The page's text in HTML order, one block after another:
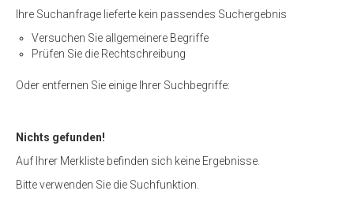
Ihre Suchanfrage lieferte kein passendes Suchergebnis
Versuchen Sie allgemeinere Begriffe
Prüfen Sie die Rechtschreibung
Oder entfernen Sie einige Ihrer Suchbegriffe:
Nichts gefunden!
Auf Ihrer Merkliste befinden sich keine Ergebnisse.
Bitte verwenden Sie die Suchfunktion.